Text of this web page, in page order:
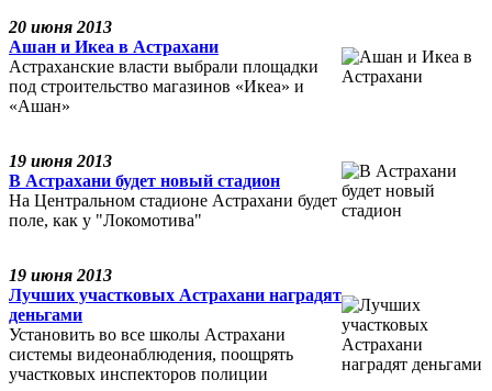
20 июня 2013
Ашан и Икеа в Астрахани
Астраханские власти выбрали площадки
под строительство магазинов «Икеа» и
«Ашан»
19 июня 2013
В Астрахани будет новый стадион
На Центральном стадионе Астрахани будет
поле, как у "Локомотива"
19 июня 2013
Лучших участковых Астрахани наградят
деньгами
Установить во все школы Астрахани
системы видеонаблюдения, поощрять
участковых инспекторов полиции